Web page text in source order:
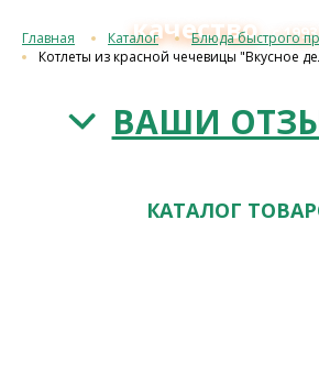
качествос
Главная Каталог
Блюда быстрого
Котлеты из красной чечевицы "Вкусное
ВАШИ
КАТАЛОГ